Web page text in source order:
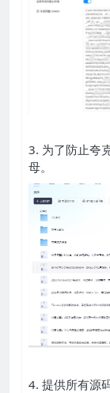
3. 为了防止夸
母。
4. 提供所有源